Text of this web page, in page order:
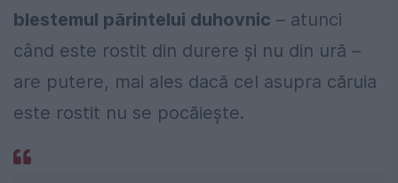
blestemul părintelui duhovnic – atunci
când este rostit din durere și nu din ură –
are putere, mai ales dacă cel asupra căruia
este rostit nu se pocăiește.